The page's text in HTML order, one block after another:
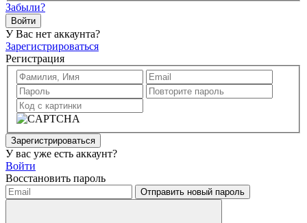
Забыли?
Войти
У Вас нет аккаунта?
Зарегистрироваться
Регистрация
Зарегистрироваться
У вас уже есть аккаунт?
Войти
Восстановить пароль
Отправить новый пароль